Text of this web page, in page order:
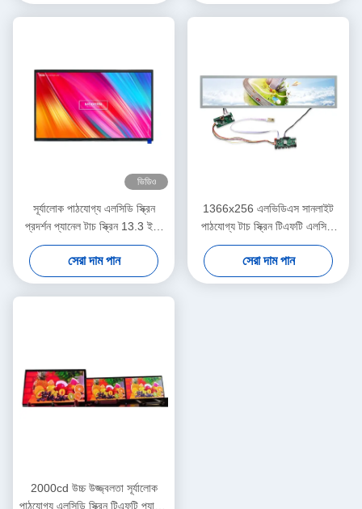
ভিডিও
সূর্যালোক পাঠযোগ্য এলসিডি স্ক্রিন
প্রদর্শন প্যানেল টাচ স্ক্রিন 13.3 ইঞ্চি
কাস্টমাইজড
সেরা দাম পান
1366x256 এলভিডিএস সানলাইট
পাঠযোগ্য টাচ স্ক্রিন টিএফটি এলসিডি
ডিসপ্লে প্যানেল 28 ইঞ্চি
সেরা দাম পান
2000cd উচ্চ উজ্জ্বলতা সূর্যালোক
পাঠযোগ্য এলসিডি স্ক্রিন টিএফটি প্যানেল